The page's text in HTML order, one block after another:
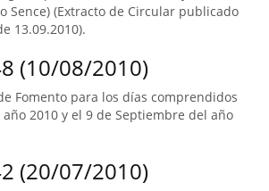
Sence) (Extracto de Circular publicado
13.09.2010).
(10/08/2010)
Fomento para los días comprendidos
2010 y el 9 de Septiembre del año
(20/07/2010)